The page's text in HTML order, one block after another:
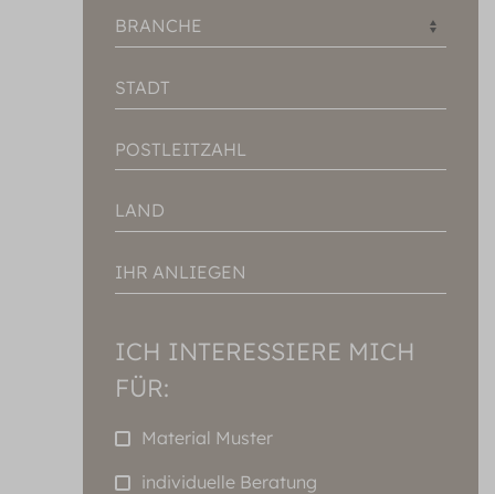
BRANCHE
STADT
POSTLEITZAHL
LAND
IHR ANLIEGEN
ICH INTERESSIERE MICH
FÜR:
Material Muster
individuelle Beratung